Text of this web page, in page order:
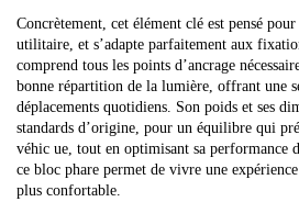
Concrètement, cet élément clé est pensé
utilitaire, et s’adapte parfaitement aux
comprend tous les points d’ancrage
bonne répartition de la lumière, offrant une
déplacements quotidiens. Son poids et ses
standards d’origine, pour un équilibre qui
véhic ue, tout en optimisant sa performance
ce bloc phare permet de vivre une
plus confortable.